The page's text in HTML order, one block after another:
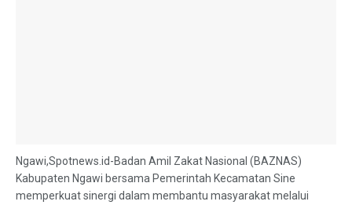
Ngawi,Spotnews.id-Badan Amil Zakat Nasional (BAZNAS)
Kabupaten Ngawi bersama Pemerintah Kecamatan Sine
memperkuat sinergi dalam membantu masyarakat melalui